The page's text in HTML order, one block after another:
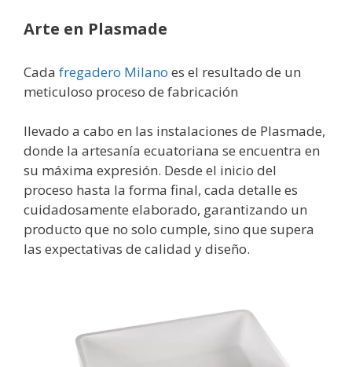
Arte en Plasmade
Cada fregadero Milano es el resultado de un
meticuloso proceso de fabricación
llevado a cabo en las instalaciones de Plasmade,
donde la artesanía ecuatoriana se encuentra en
su máxima expresión. Desde el inicio del
proceso hasta la forma final, cada detalle es
cuidadosamente elaborado, garantizando un
producto que no solo cumple, sino que supera
las expectativas de calidad y diseño.